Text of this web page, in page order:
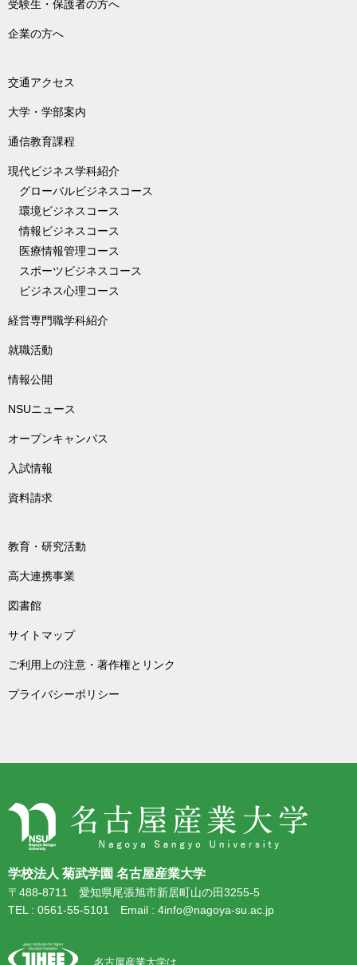
受験生・保護者の方へ
企業の方へ
交通アクセス
大学・学部案内
通信教育課程
現代ビジネス学科紹介
グローバルビジネスコース
環境ビジネスコース
情報ビジネスコース
医療情報管理コース
スポーツビジネスコース
ビジネス心理コース
経営専門職学科紹介
就職活動
情報公開
NSUニュース
オープンキャンパス
入試情報
資料請求
教育・研究活動
高大連携事業
図書館
サイトマップ
ご利用上の注意・著作権とリンク
プライバシーポリシー
学校法人 菊武学園 名古屋産業大学
〒488-8711 愛知県尾張旭市新居町山の田3255-5
TEL : 0561-55-5101 Email : 4info@nagoya-su.ac.jp
名古屋産業大学は